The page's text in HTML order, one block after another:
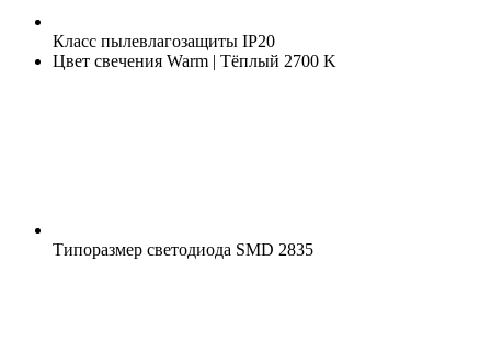
Класс пылевлагозащиты IP20
Цвет свечения Warm | Тёплый 2700 K
Типоразмер светодиода SMD 2835